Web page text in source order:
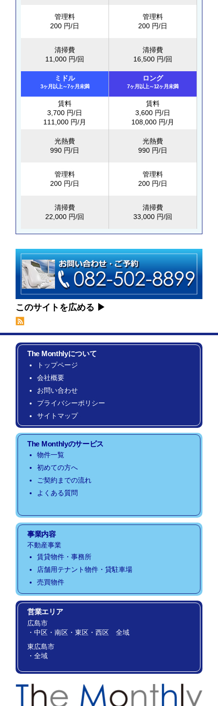
管理料
200 円/日
清掃費
11,000 円/回
管理料
200 円/日
清掃費
16,500 円/回
ミドル
3ヶ月以上～7ヶ月未満
賃料
3,700 円/日
111,000 円/月
光熱費
990 円/日
管理料
200 円/日
清掃費
22,000 円/回
ロング
7ヶ月以上～12ヶ月未満
賃料
3,600 円/日
108,000 円/月
光熱費
990 円/日
管理料
200 円/日
清掃費
33,000 円/回
このサイトを広める
The Monthlyについて
トップページ
会社概要
お問い合わせ
プライバシーポリシー
サイトマップ
The Monthlyのサービス
物件一覧
初めての方へ
ご契約までの流れ
よくある質問
事業内容
不動産事業
賃貸物件・事務所
店舗用テナント物件・貸駐車場
売買物件
営業エリア
広島市
・中区・南区・東区・西区 全域
東広島市
・全域